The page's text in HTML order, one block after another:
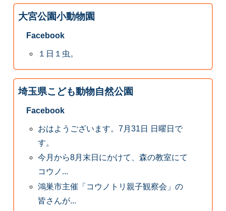
大宮公園小動物園
Facebook
１日１虫。
埼玉県こども動物自然公園
Facebook
おはようございます。7月31日 日曜日で
す。
今月から8月末日にかけて、森の教室にて
コウノ...
鴻巣市主催「コウノトリ親子観察会」の
皆さんが...